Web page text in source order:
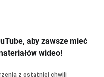
aby zawsze mieć
wideo!